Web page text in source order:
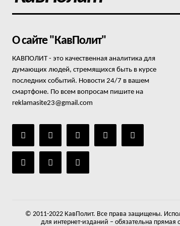
О сайте "КавПолит"
КАВПОЛИТ - это качественная аналитика для
думающих людей, стремящихся быть в курсе
последних событий. Новости 24/7 в вашем
смартфоне. По всем вопросам пишите на
reklamasite23@gmail.com
© 2011-2022 КавПолит. Все права защищены.
для интернет-изданий – обязательна